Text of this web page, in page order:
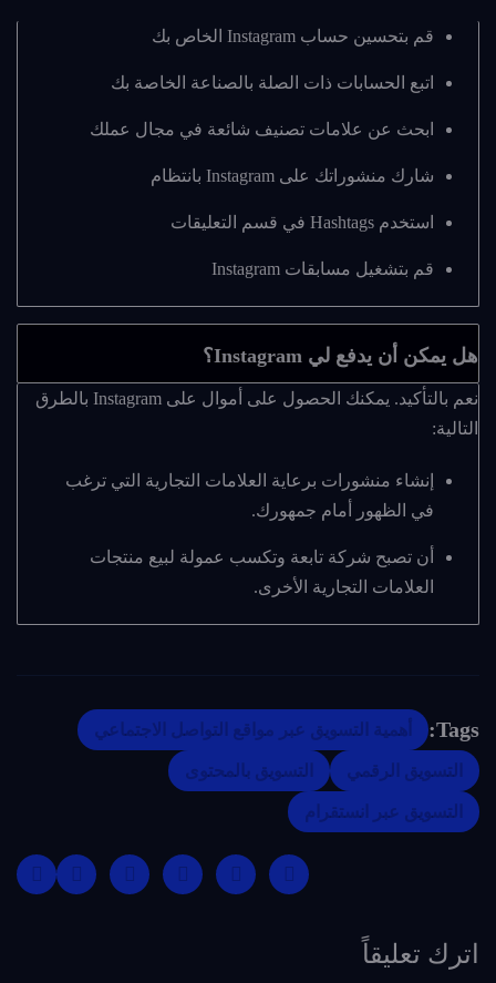
قم بتحسين حساب Instagram الخاص بك
اتبع الحسابات ذات الصلة بالصناعة الخاصة بك
ابحث عن علامات تصنيف شائعة في مجال عملك
شارك منشوراتك على Instagram بانتظام
استخدم Hashtags في قسم التعليقات
قم بتشغيل مسابقات Instagram
هل يمكن أن يدفع لي Instagram؟
نعم بالتأكيد. يمكنك الحصول على أموال على Instagram بالطرق
التالية:
إنشاء منشورات برعاية العلامات التجارية التي ترغب
في الظهور أمام جمهورك.
أن تصبح شركة تابعة وتكسب عمولة لبيع منتجات
العلامات التجارية الأخرى.
Tags: أهمية التسويق عبر مواقع التواصل الاجتماعي
التسويق الرقمي التسويق بالمحتوى
التسويق عبر انستقرام
اترك تعليقاً